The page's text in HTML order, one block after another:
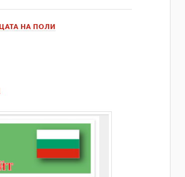
НА ПОЛИ